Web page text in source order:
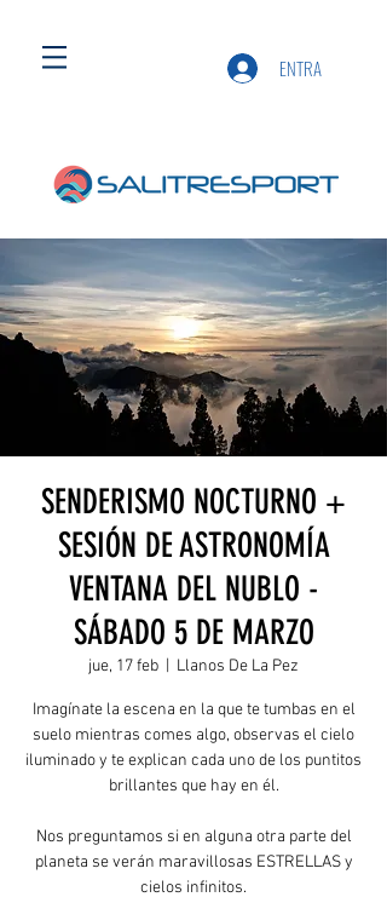
ENTRA
SENDERISMO NOCTURNO +
SESIÓN DE ASTRONOMÍA
VENTANA DEL NUBLO -
SÁBADO 5 DE MARZO
jue, 17 feb Llanos De La Pez
Imagínate la escena en la que te tumbas en el
suelo mientras comes algo, observas el cielo
iluminado y te explican cada uno de los puntitos
brillantes que hay en él.
Nos preguntamos si en alguna otra parte del
planeta se verán maravillosas ESTRELLAS y